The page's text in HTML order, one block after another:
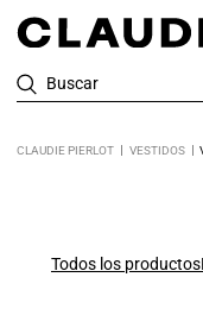
Buscar
CLAUDIE PIERLOT VESTIDOS
Todos los productos